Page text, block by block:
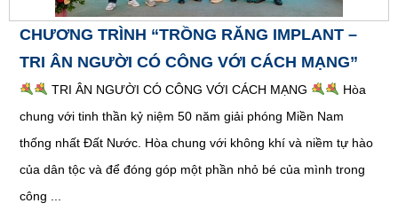
CHƯƠNG TRÌNH “TRỒNG RĂNG IMPLANT –
TRI ÂN NGƯỜI CÓ CÔNG VỚI CÁCH MẠNG”
TRI ÂN NGƯỜI CÓ CÔNG VỚI CÁCH MẠNG
Hòa
chung với tinh thần kỷ niệm 50 năm giải phóng Miền Nam
thống nhất Đất Nước. Hòa chung với không khí và niềm tự hào
của dân tộc và để đóng góp một phần nhỏ bé của mình trong
công ...